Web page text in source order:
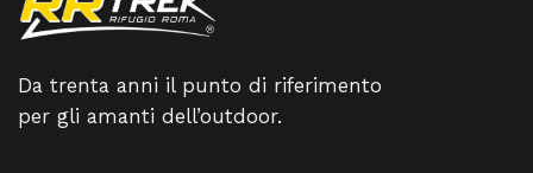
Da trenta anni il punto di riferimento
per gli amanti dell’outdoor.